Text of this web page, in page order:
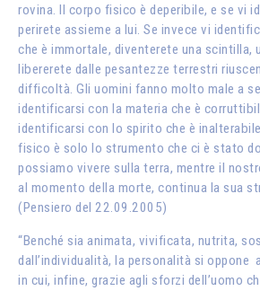
rovina. Il corpo fisico è deperibile, e se vi
perirete assieme a lui. Se invece vi
che è immortale, diventerete una scintilla,
libererete dalle pesantezze terrestri
difficoltà. Gli uomini fanno molto male a
identificarsi con la materia che è
identificarsi con lo spirito che è
fisico è solo lo strumento che ci è stato
possiamo vivere sulla terra, mentre il
al momento della morte, continua la sua
(Pensiero del 22.09.2005)
“Benché sia animata, vivificata, nutrita,
dall’individualità, la personalità si oppone
in cui, infine, grazie agli sforzi dell’uomo